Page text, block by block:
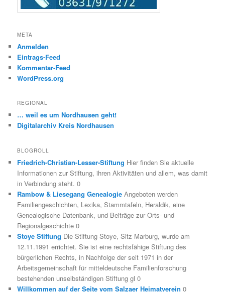
META
Anmelden
Eintrags-Feed
Kommentar-Feed
WordPress.org
REGIONAL
… weil es um Nordhausen geht!
Digitalarchiv Kreis Nordhausen
BLOGROLL
Friedrich-Christian-Lesser-Stiftung Hier finden Sie aktuelle
Informationen zur Stiftung, ihren Aktivitäten und allem, was damit
in Verbindung steht. 0
Rambow & Liesegang Genealogie Angeboten werden
Familiengeschichten, Lexika, Stammtafeln, Heraldik, eine
Genealogische Datenbank, und Beiträge zur Orts- und
Regionalgeschichte 0
Stoye Stiftung Die Stiftung Stoye, Sitz Marburg, wurde am
12.11.1991 errichtet. Sie ist eine rechtsfähige Stiftung des
bürgerlichen Rechts, in Nachfolge der seit 1971 in der
Arbeitsgemeinschaft für mitteldeutsche Familienforschung
bestehenden unselbständigen Stiftung gl 0
Willkommen auf der Seite vom Salzaer Heimatverein 0